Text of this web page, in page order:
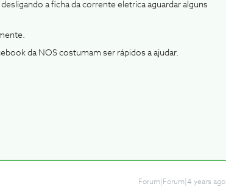
a ficha da corrente eletrica aguardar alguns
da NOS costumam ser rápidos a ajudar.
Forum|Forum|4 years ago